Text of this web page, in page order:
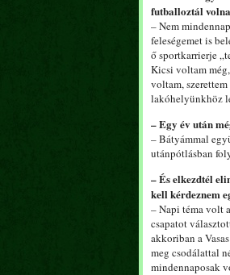
futballoztál
– Nem
feleségemet is
ő sportkarrierje
Kicsi voltam
voltam,
lakóhelyünkhöz
– Egy év után
– Bátyámmal
utánpótlásban
– És elkezdtél
kell kérdeznem
– Napi téma volt
csapatot
akkoriban a
meg csodálattal
mindennaposak